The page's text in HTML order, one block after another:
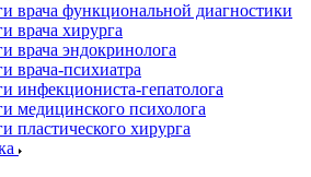
врача функциональной диагностики
врача хирурга
врача эндокринолога
врача-психиатра
инфекциониста-гепатолога
медицинского психолога
пластического хирурга